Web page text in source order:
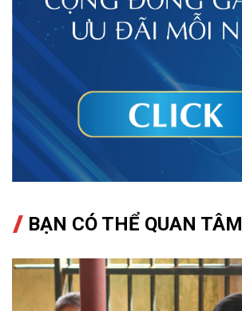
BẠN CÓ THỂ QUAN TÂM